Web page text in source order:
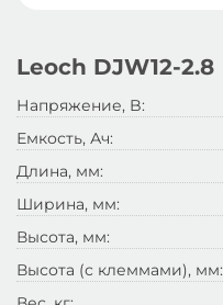
Leoch DJW12-2.8
Напряжение, B:
Емкость, Ач:
Длина, мм:
Ширина, мм:
Высота, мм:
Высота (с клеммами), мм: